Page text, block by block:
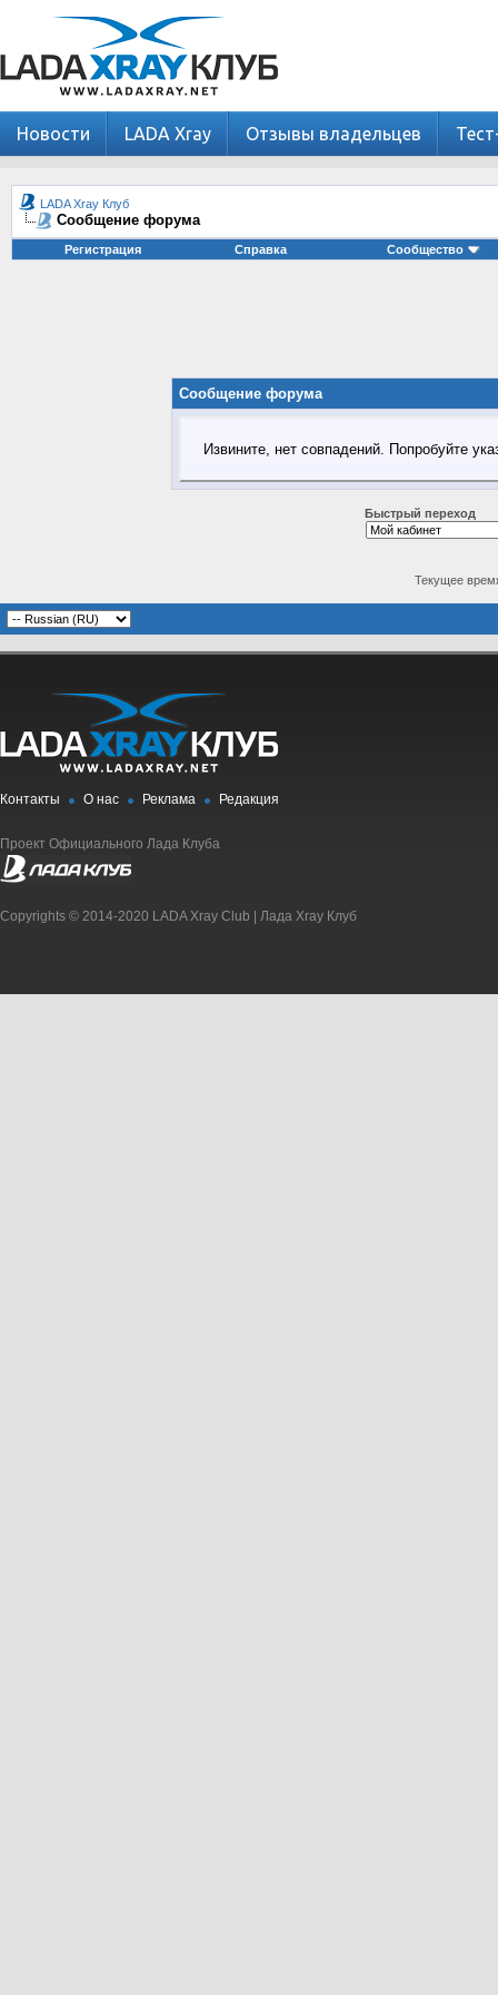
Новости LADA Xray Отзывы владельцев
LADA Xray Клуб
Сообщение форума
Регистрация Справка Сообщество
Сообщение форума
Извините, нет совпадений. Попробуйте
Быстрый переход
Текущее
Контакты О нас Реклама Редакция
Проект Официального Лада Клуба
Copyrights © 2014-2020 LADA Xray Club | Лада Xray Клуб